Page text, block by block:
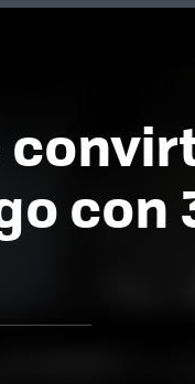
con